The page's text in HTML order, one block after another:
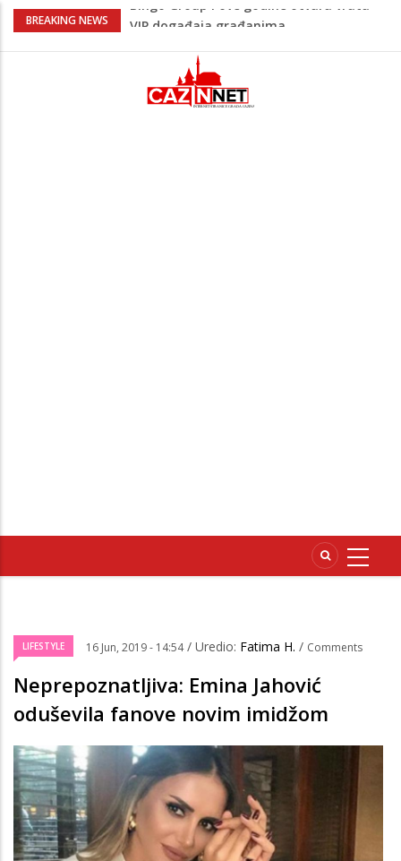
BREAKING NEWS
Sarajevo ipak u Mostaru igra
Premijer lige BiH
Lepa Brena pala na koncertu u Budvi
nakon kultnog zamaha nogom: "Nisi bio
LIFESTYLE 16 Jun, 2019 - 14:54 / Uredio: Fatima H. / Comments
Neprepoznatljiva: Emina Jahović
oduševila fanove novim imidžom